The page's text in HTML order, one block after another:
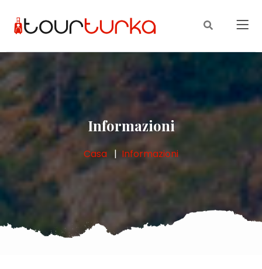
Informazioni
Casa Informazioni